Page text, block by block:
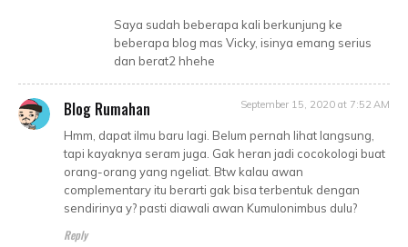
Saya sudah beberapa kali berkunjung ke
beberapa blog mas Vicky, isinya emang serius
dan berat2 hhehe
Blog Rumahan September 15, 2020 at 7:52 AM
Hmm, dapat ilmu baru lagi. Belum pernah lihat langsung,
tapi kayaknya seram juga. Gak heran jadi cocokologi buat
orang-orang yang ngeliat. Btw kalau awan
complementary itu berarti gak bisa terbentuk dengan
sendirinya y? pasti diawali awan Kumulonimbus dulu?
Reply